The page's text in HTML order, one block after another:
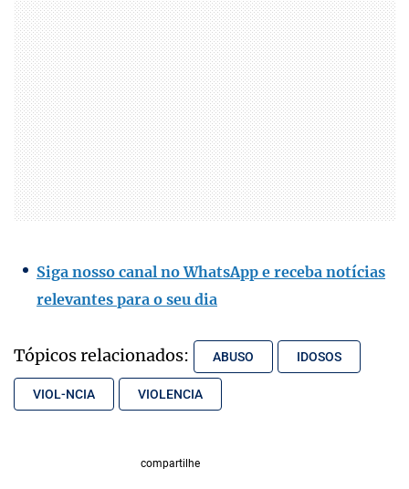
Siga nosso canal no WhatsApp e receba notícias
relevantes para o seu dia
Tópicos relacionados: ABUSO IDOSOS
VIOL-NCIA VIOLENCIA
compartilhe